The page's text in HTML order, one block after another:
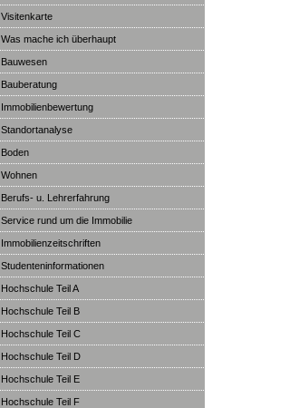
Visitenkarte
Was mache ich überhaupt
Bauwesen
Bauberatung
Immobilienbewertung
Standortanalyse
Boden
Wohnen
Berufs- u. Lehrerfahrung
Service rund um die Immobilie
Immobilienzeitschriften
Studenteninformationen
Hochschule Teil A
Hochschule Teil B
Hochschule Teil C
Hochschule Teil D
Hochschule Teil E
Hochschule Teil F